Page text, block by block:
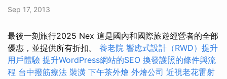
Sep 17, 2013
最後一刻旅行2025 Nex 這是國內和國際旅遊經營者的全部
優惠，並提供所有折扣。 養老院 響應式設計（RWD）提升
用戶體驗 提升WordPress網站的SEO 換發護照的條件與流
程 台中撥筋療法 裝潢 下午茶外燴 外燴公司 近視老花雷射